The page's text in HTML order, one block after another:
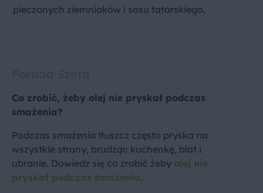
pieczonych ziemniaków i sosu tatarskiego.
Co zrobić, żeby olej nie pryskał podczas
smażenia?
Podczas smażenia tłuszcz często pryska na
wszystkie strony, brudząc kuchenkę, blat i
ubranie. Dowiedz się co zrobić żeby olej nie
pryskał podczas smażenia.